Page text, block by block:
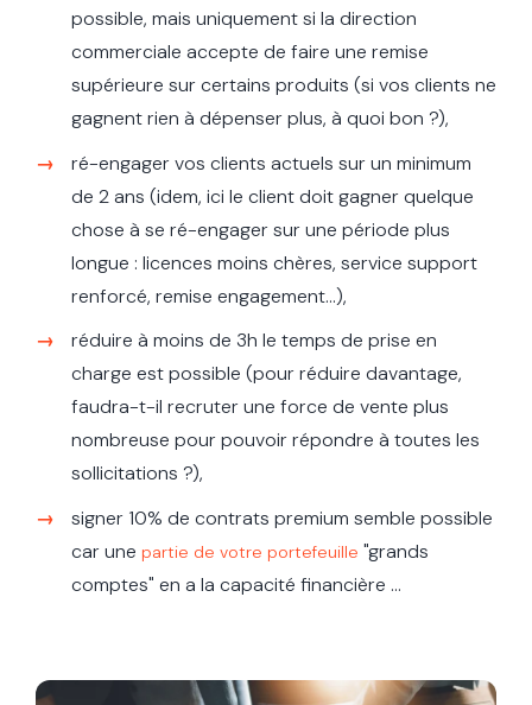
possible, mais uniquement si la direction
commerciale accepte de faire une remise
supérieure sur certains produits (si vos clients ne
gagnent rien à dépenser plus, à quoi bon ?),
ré-engager vos clients actuels sur un minimum
de 2 ans (idem, ici le client doit gagner quelque
chose à se ré-engager sur une période plus
longue : licences moins chères, service support
renforcé, remise engagement…),
réduire à moins de 3h le temps de prise en
charge est possible (pour réduire davantage,
faudra-t-il recruter une force de vente plus
nombreuse pour pouvoir répondre à toutes les
sollicitations ?),
signer 10% de contrats premium semble possible
car une partie de votre portefeuille "grands
comptes" en a la capacité financière ...